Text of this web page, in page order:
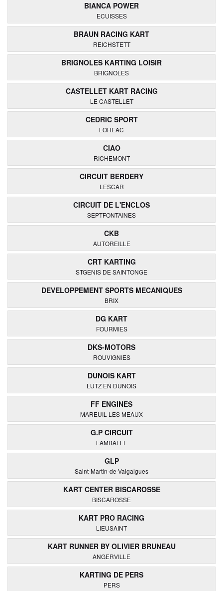
BIANCA POWER
ECUISSES
BRAUN RACING KART
REICHSTETT
BRIGNOLES KARTING LOISIR
BRIGNOLES
CASTELLET KART RACING
LE CASTELLET
CEDRIC SPORT
LOHEAC
CIAO
RICHEMONT
CIRCUIT BERDERY
LESCAR
CIRCUIT DE L'ENCLOS
SEPTFONTAINES
CKB
AUTOREILLE
CRT KARTING
STGENIS DE SAINTONGE
DEVELOPPEMENT SPORTS MECANIQUES
BRIX
DG KART
FOURMIES
DKS-MOTORS
ROUVIGNIES
DUNOIS KART
LUTZ EN DUNOIS
FF ENGINES
MAREUIL LES MEAUX
G.P CIRCUIT
LAMBALLE
GLP
Saint-Martin-de-Valgalgues
KART CENTER BISCAROSSE
BISCAROSSE
KART PRO RACING
LIEUSAINT
KART RUNNER BY OLIVIER BRUNEAU
ANGERVILLE
KARTING DE PERS
PERS